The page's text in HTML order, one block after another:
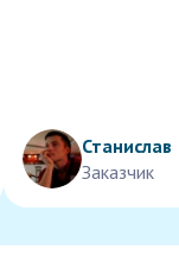
Станислав
Заказчик